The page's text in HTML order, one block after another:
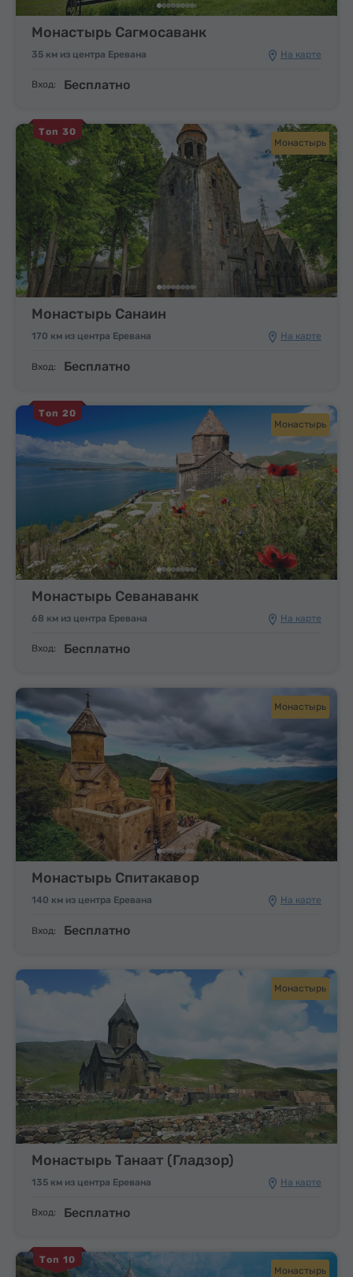
На карте
35 км из центра Еревана
Монастырь Сагмосаванк
Вход: Бесплатно
Топ 30
Монастырь
На карте
170 км из центра Еревана
Монастырь Санаин
Вход: Бесплатно
Топ 20
Монастырь
На карте
68 км из центра Еревана
Монастырь Севанаванк
Вход: Бесплатно
Монастырь
На карте
140 км из центра Еревана
Монастырь Спитакавор
Вход: Бесплатно
Монастырь
На карте
135 км из центра Еревана
Монастырь Танаат (Гладзор)
Вход: Бесплатно
Топ 10
Монастырь